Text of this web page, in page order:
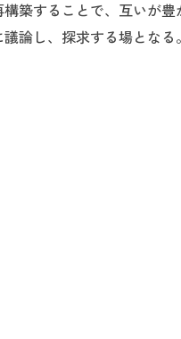
築することで、互いが豊
論し、探求する場となる